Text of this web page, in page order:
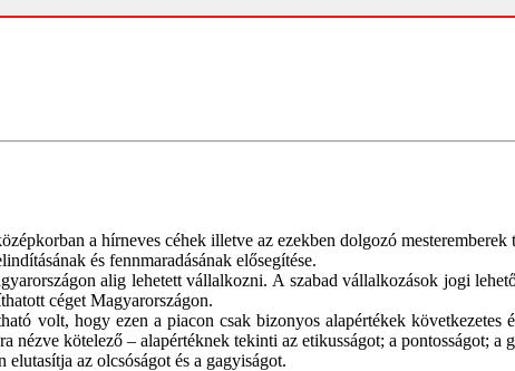
a hírneves céhek illetve az ezekben dolgozó mesteremberek
és fennmaradásának elősegítése.
alig lehetett vállalkozni. A szabad vállalkozások jogi
céget Magyarországon.
volt, hogy ezen a piacon csak bizonyos alapértékek következetes
kötelező – alapértéknek tekinti az etikusságot; a pontosságot; a
az olcsóságot és a gagyiságot.